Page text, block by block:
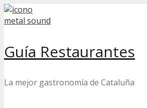
Skip
to
Guía Restaurantes
La mejor gastronomía de Cataluña